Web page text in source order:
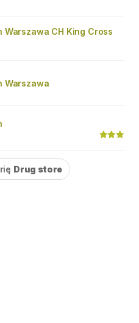
Warszawa CH King Cross
Warszawa
Drug store